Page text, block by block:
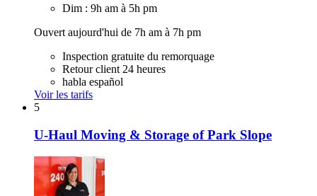
Dim : 9h am à 5h pm
Ouvert aujourd'hui de 7h am à 7h pm
Inspection gratuite du remorquage
Retour client 24 heures
habla español
Voir les tarifs
5
U-Haul Moving & Storage of Park Slope